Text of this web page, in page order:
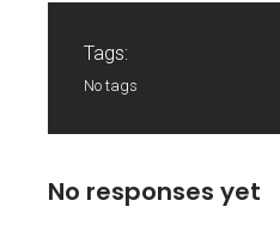
Tags:
No tags
No responses yet